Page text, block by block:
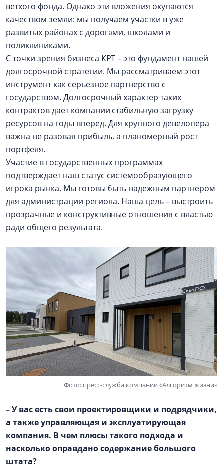
ветхого фонда. Однако эти вложения окупаются
качеством земли: мы получаем участки в уже
развитых районах с дорогами, школами и
поликлиниками.
С точки зрения бизнеса КРТ – это фундамент нашей
долгосрочной стратегии. Мы рассматриваем этот
инструмент как серьезное партнерство с
государством. Долгосрочный характер таких
контрактов дает компании стабильную загрузку
ресурсов на годы вперед. Для крупного девелопера
важна не разовая прибыль, а планомерный рост
портфеля.
Участие в государственных программах
подтверждает наш статус системообразующего
игрока рынка. Мы готовы быть надежным партнером
для администрации региона. Наша цель – выстроить
прозрачные и конструктивные отношения с властью
ради общего результата.
Фото: пресс-служба компании «Алгоритм жизни»
– У вас есть свои проектировщики и подрядчики,
а также управляющая и эксплуатирующая
компания. В чем плюсы такого подхода и
насколько оправдано содержание большого
штата?